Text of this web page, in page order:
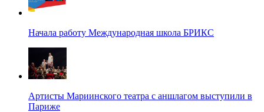
Начала работу Международная школа БРИКС
Артисты Мариинского театра с аншлагом выступили в
Париже